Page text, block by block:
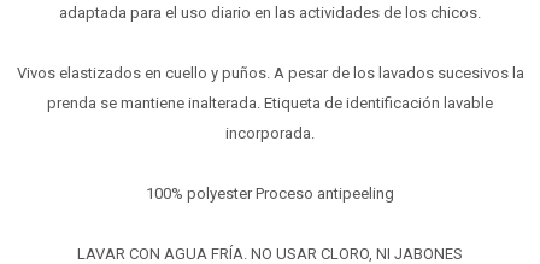
adaptada para el uso diario en las actividades de los chicos.
Vivos elastizados en cuello y puños. A pesar de los lavados sucesivos la
prenda se mantiene inalterada. Etiqueta de identificación lavable
incorporada.
100% polyester Proceso antipeeling
LAVAR CON AGUA FRÍA. NO USAR CLORO, NI JABONES